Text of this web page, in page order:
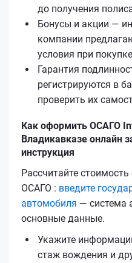
до получения
Бонусы и акции —
компании
условия при
Гарантия
регистрируются в
проверить их
Как оформить ОСАГО
Владикавказе онлайн
инструкция
Рассчитайте
ОСАГО : введите
автомобиля — система
основные данные.
Укажите
стаж вождения и